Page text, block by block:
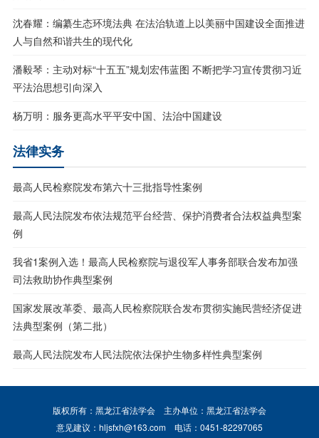
沈春耀：编纂生态环境法典 在法治轨道上以美丽中国建设全面推进
人与自然和谐共生的现代化
潘毅琴：主动对标“十五五”规划宏伟蓝图 不断把学习宣传贯彻习近
平法治思想引向深入
杨万明：服务更高水平平安中国、法治中国建设
法律实务
最高人民检察院发布第六十三批指导性案例
最高人民法院发布依法规范平台经营、保护消费者合法权益典型案
例
我省1案例入选！最高人民检察院与退役军人事务部联合发布加强
司法救助协作典型案例
国家发展改革委、最高人民检察院联合发布贯彻实施民营经济促进
法典型案例（第二批）
最高人民法院发布人民法院依法保护生物多样性典型案例
版权所有：黑龙江省法学会
主办单位：黑龙江省法学会
意见建议：hljsfxh@163.com
电话：0451-82297065